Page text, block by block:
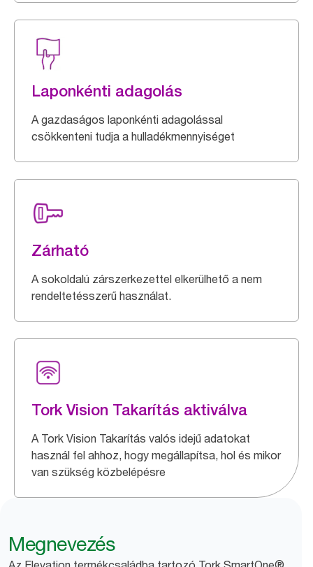
Laponkénti adagolás
A gazdaságos laponkénti adagolással
csökkenteni tudja a hulladékmennyiséget
Zárható
A sokoldalú zárszerkezettel elkerülhető a nem
rendeltetésszerű használat.
Tork Vision Takarítás aktiválva
A Tork Vision Takarítás valós idejű adatokat
használ fel ahhoz, hogy megállapítsa, hol és mikor
van szükség közbelépésre
Megnevezés